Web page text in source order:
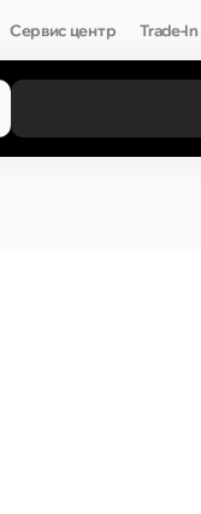
Сервис центр Trade-In